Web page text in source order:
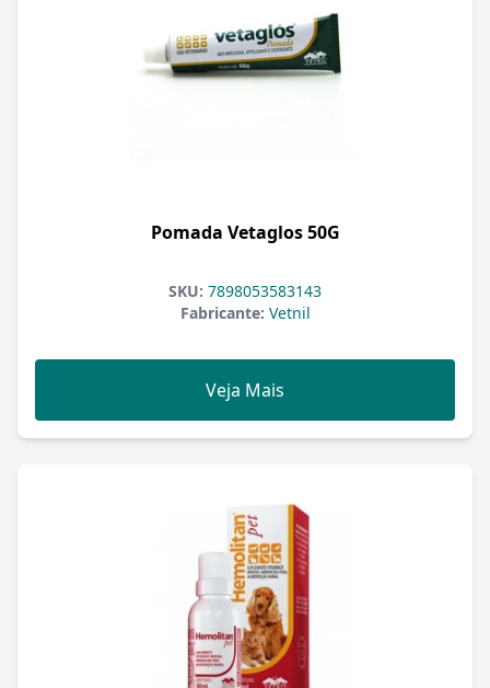
Pomada Vetaglos 50G
SKU: 7898053583143
Fabricante: Vetnil
Veja Mais